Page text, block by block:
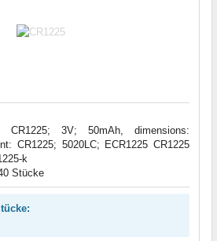
CR1225; 3V; 50mAh, dimensions:
CR1225; 5020LC; ECR1225 CR1225
k
Stücke